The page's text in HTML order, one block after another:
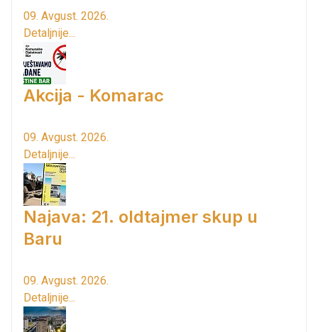
09. Avgust. 2026.
Detaljnije...
Akcija - Komarac
09. Avgust. 2026.
Detaljnije...
Najava: 21. oldtajmer skup u
Baru
09. Avgust. 2026.
Detaljnije...